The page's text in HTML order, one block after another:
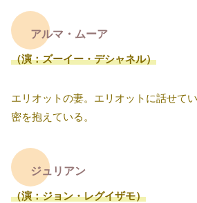
アルマ・ムーア
（演：ズーイー・デシャネル）
エリオットの妻。エリオットに話せて
密を抱えている。
ジュリアン
（演：ジョン・レグイザモ）